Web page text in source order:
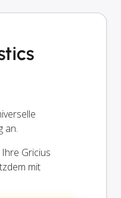
an.
Gricius
mit